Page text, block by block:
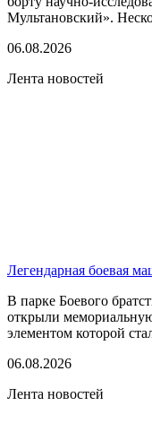
Мультановский».
06.08.2026
Лента новостей
Легендарная боевая
В парке Боевого
открыли
элементом которой
06.08.2026
Лента новостей